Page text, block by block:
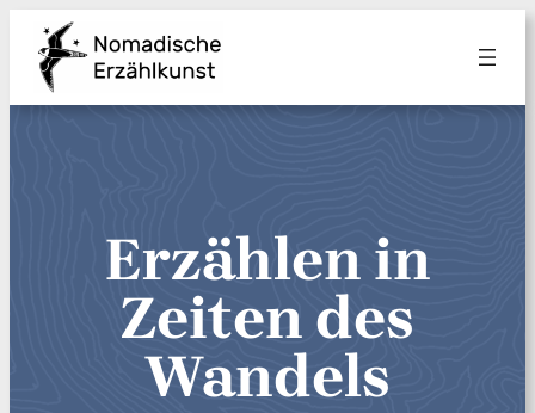
Inhalt
springen
Erzählen in
Zeiten des
Wandels